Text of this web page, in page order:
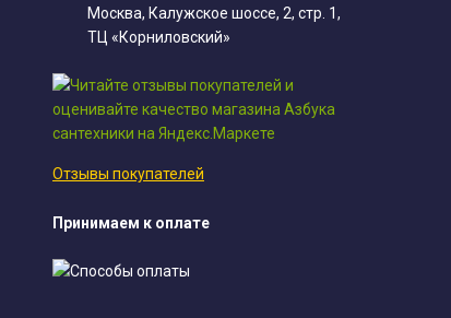
Москва, Калужское шоссе, 2, стр. 1,
ТЦ «Корниловский»
Отзывы покупателей
Принимаем к оплате